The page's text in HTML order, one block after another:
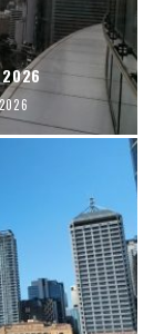
2026